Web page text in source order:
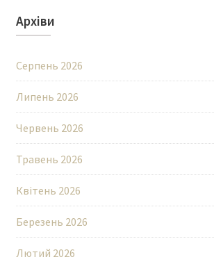
Архіви
Серпень 2026
Липень 2026
Червень 2026
Травень 2026
Квітень 2026
Березень 2026
Лютий 2026